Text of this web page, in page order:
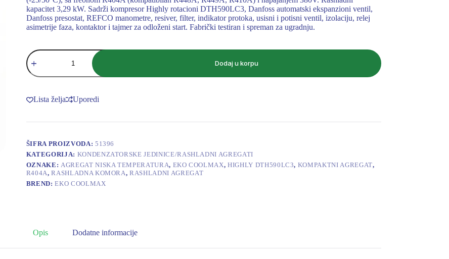
kapacitet 3,29 kW. Sadrži kompresor Highly rotacioni DTH590LC3, Danfoss automatski ekspanzioni ventil,
Danfoss presostat, REFCO manometre, resiver, filter, indikator protoka, usisni i potisni ventil, izolaciju, relej
asimetrije faza, kontaktor i tajmer za odloženi start. Fabrički testiran i spreman za ugradnju.
AGREGAT
EKO
COOLMAX
-25/50C
kW
(Danfoss
sa
količina
Dodaj u korpu
Lista želja Uporedi
ŠIFRA PROIZVODA: 51396
KATEGORIJA: KONDENZATORSKE JEDINICE/RASHLADNI AGREGATI
OZNAKE: AGREGAT NISKA TEMPERATURA, EKO COOLMAX,HIGHLY DTH590LC3, KOMPAKTNI AGREGAT,
R404A,RASHLADNA KOMORA,RASHLADNI AGREGAT
BREND:EKO COOLMAX
Opis Dodatne informacije